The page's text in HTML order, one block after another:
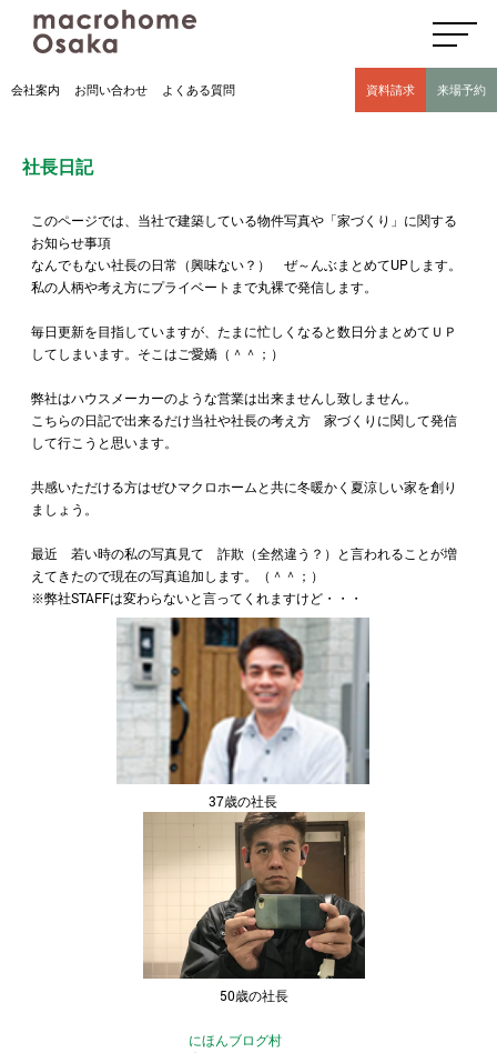
高気密高断熱住宅のマクロホーム大阪の社長日記(豊中市 モデルハウス有)
会社案内 お問い合わせ よくある質問 資料請求 来場予約
社長日記
このページでは、当社で建築している物件写真や「家づくり」に関する
お知らせ事項
なんでもない社長の日常（興味ない？） ぜ～んぶまとめてUPします。
私の人柄や考え方にプライベートまで丸裸で発信します。
毎日更新を目指していますが、たまに忙しくなると数日分まとめてＵＰ
してしまいます。そこはご愛嬌（＾＾；）
弊社はハウスメーカーのような営業は出来ませんし致しません。
こちらの日記で出来るだけ当社や社長の考え方 家づくりに関して発信
して行こうと思います。
共感いただける方はぜひマクロホームと共に冬暖かく夏涼しい家を創り
ましょう。
最近 若い時の私の写真見て 詐欺（全然違う？）と言われることが増
えてきたので現在の写真追加します。（＾＾；）
※弊社STAFFは変わらないと言ってくれますけど・・・
37歳の社長
50歳の社長
にほんブログ村